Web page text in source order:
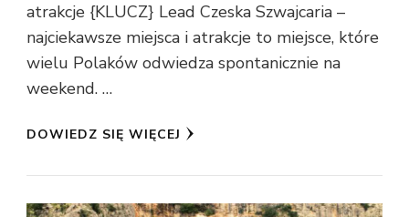
atrakcje {KLUCZ} Lead Czeska Szwajcaria –
najciekawsze miejsca i atrakcje to miejsce, które
wielu Polaków odwiedza spontanicznie na
weekend. …
DOWIEDZ SIĘ WIĘCEJ